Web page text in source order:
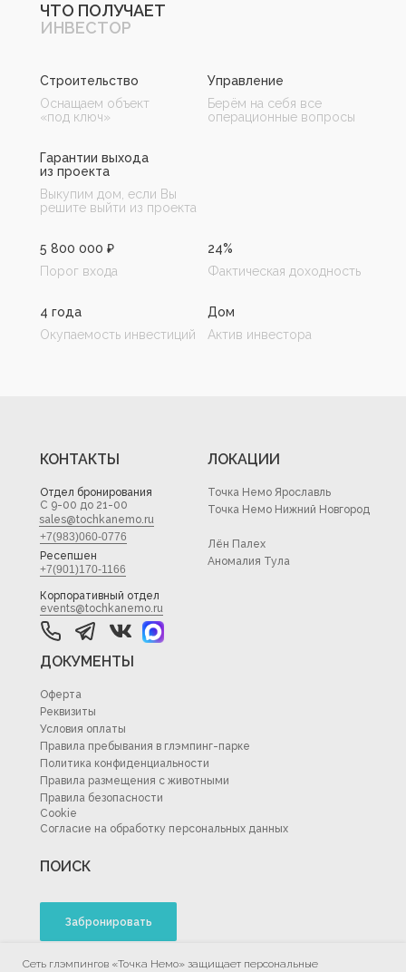
ЧТО ПОЛУЧАЕТ
ИНВЕСТОР
Строительство
Оснащаем объект
«под ключ»
Управление
Берём на себя все
операционные вопросы
Гарантии выхода
из проекта
Выкупим дом, если Вы
решите выйти из проекта
5 800 000 ₽
Порог входа
4 года
Окупаемость инвестиций
Дом
Актив инвестора
24%
Фактическая доходность
ДОКУМЕНТЫ
Оферта
Реквизиты
Условия оплаты
Правила пребывания в глэмпинг-парке
Политика конфиденциальности
Правила размещения с животными
Правила безопасности
Cookie
Согласие на обработку персональных данных
ЛОКАЦИИ
Точка Немо Ярославль
Точка Немо Нижний Новгород
Лён Палех
Аномалия Тула
КОНТАКТЫ
Отдел бронирования
С 9-00 до 21-00
+7(983)060-0776
Ресепшен
+7(901)170-1166
sales@tochkanemo.ru
events@tochkanemo.ru
Корпоративный отдел
СОЗДАТЕЛЬ
ПОИСК
Забронировать
Сеть глэмпингов «Точка Немо» защищает персональные